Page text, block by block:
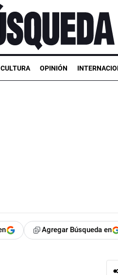
CULTURA OPINIÓN
Agregar Búsqueda en